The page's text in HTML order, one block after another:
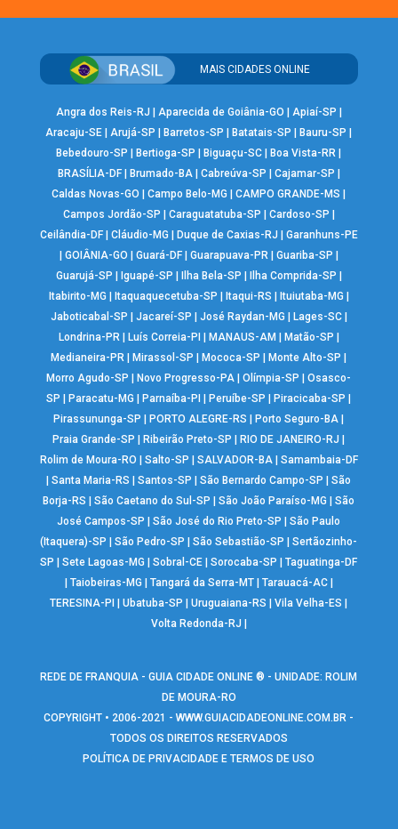
MAIS CIDADES ONLINE
Angra dos Reis-RJ Aparecida de Goiânia-GO Apiaí-SP
Aracaju-SE |Arujá-SP Barretos-SP Batatais-SP Bauru-SP
Bebedouro-SP
Bertioga-SP Biguaçu-SC Boa Vista-RR
BRASÍLIA-DF| Brumado-BA| Cabreúva-SP Cajamar-SP
Caldas Novas-GO
|Campo Belo-MG |CAMPO GRANDE-MS
Campos Jordão-SP
Caraguatatuba-SP Cardoso-SP
Ceilândia-DF| Cláudio-MG Duque de Caxias-RJ
Garanhuns-PE
GOIÂNIA-GO Guará-DF| Guarapuava-PR| Guariba-SP
Guarujá-SP
Iguapé-SP Ilha Bela-SP Ilha Comprida-SP
Itabirito-MG
Itaquaquecetuba-SP Itaqui-RS Ituiutaba-MG
Jaboticabal-SP
Jacareí-SP José Raydan-MG Lages-SC|
Londrina-PR| Luís Correia-PI MANAUS-AM Matão-SP
Medianeira-PR
Mirassol-SP Mococa-SP Monte Alto-SP
Morro Agudo-SP
Novo Progresso-PA |Olímpia-SP |Osasco-
SP
Paracatu-MG Parnaíba-PI Peruíbe-SP Piracicaba-SP
Pirassununga-SP
PORTO ALEGRE-RS Porto Seguro-BA
Praia Grande-SP
Ribeirão Preto-SP RIO DE JANEIRO-RJ
Rolim de Moura-RO
Salto-SP SALVADOR-BA| Samambaia-DF
|Santa Maria-RS |Santos-SP |São Bernardo Campo-SP |São
Borja-RS
|São Caetano do Sul-SP |São João Paraíso-MG |São
José Campos-SP
|São José do Rio Preto-SP |São Paulo
(Itaquera)-SP
|São Pedro-SP |São Sebastião-SP |Sertãozinho-
SP
|Sete Lagoas-MG |Sobral-CE |Sorocaba-SP |Taguatinga-DF
Taiobeiras-MG Tangará da Serra-MT| Tarauacá-AC|
TERESINA-PI
|Ubatuba-SP |Uruguaiana-RS |Vila Velha-ES
Volta Redonda-RJ
REDE DE FRANQUIA - GUIA CIDADE ONLINE ® - UNIDADE: ROLIM
DE MOURA-RO
COPYRIGHT • 2006-2021 -WWW.GUIACIDADEONLINE.COM.BR -
TODOS OS DIREITOS RESERVADOS
POLÍTICA DE PRIVACIDADE E TERMOS DE USO